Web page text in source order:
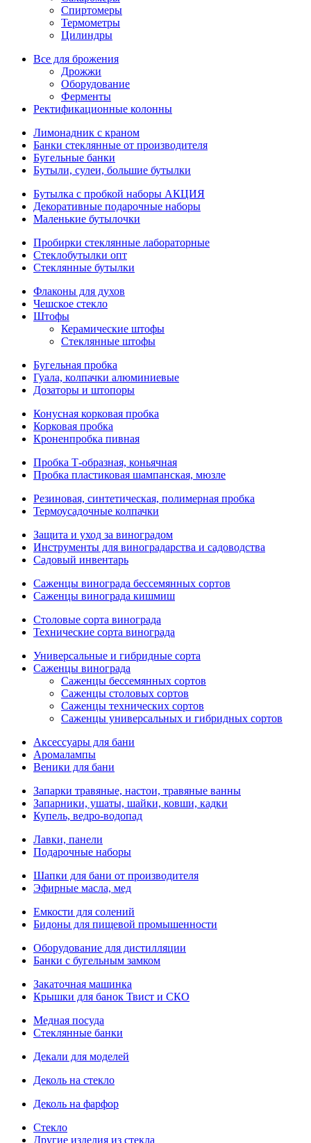
Спиртомеры
Термометры
Цилиндры
Все для брожения
Дрожжи
Оборудование
Ферменты
Ректификационные колонны
Лимонадник с краном
Банки стеклянные от производителя
Бугельные банки
Бутыли, сулеи, большие бутылки
Бутылка с пробкой наборы АКЦИЯ
Декоративные подарочные наборы
Маленькие бутылочки
Пробирки стеклянные лабораторные
Стеклобутылки опт
Стеклянные бутылки
Флаконы для духов
Чешское стекло
Штофы
Керамические штофы
Стеклянные штофы
Бугельная пробка
Гуала, колпачки алюминиевые
Дозаторы и штопоры
Конусная корковая пробка
Корковая пробка
Кроненпробка пивная
Пробка Т-образная, коньячная
Пробка пластиковая шампанская, мюзле
Резиновая, синтетическая, полимерная пробка
Термоусадочные колпачки
Защита и уход за виноградом
Инструменты для виноградарства и садоводства
Садовый инвентарь
Саженцы винограда бессемянных сортов
Саженцы винограда кишмиш
Столовые сорта винограда
Технические сорта винограда
Универсальные и гибридные сорта
Саженцы винограда
Саженцы бессемянных сортов
Саженцы столовых сортов
Саженцы технических сортов
Саженцы универсальных и гибридных сортов
Аксессуары для бани
Аромалампы
Веники для бани
Запарки травяные, настои, травяные ванны
Запарники, ушаты, шайки, ковши, кадки
Купель, ведро-водопад
Лавки, панели
Подарочные наборы
Шапки для бани от производителя
Эфирные масла, мед
Емкости для солений
Бидоны для пищевой промышенности
Оборудование для дистилляции
Банки с бугельным замком
Закаточная машинка
Крышки для банок Твист и СКО
Медная посуда
Стеклянные банки
Декали для моделей
Деколь на стекло
Деколь на фарфор
Стекло
Другие изделия из стекла